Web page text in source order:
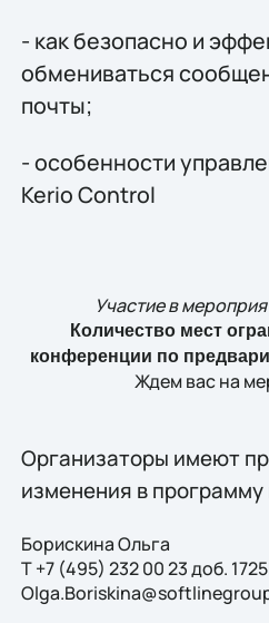
- как безопасно и
обмениваться
почты;
- особенности
Kerio Control
Участие в
Количество мест
конференции по
Ждем вас на
Организаторы имеют
изменения в
Борискина Ольга
T +7 (495) 232 00 23 доб.